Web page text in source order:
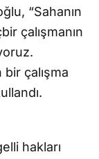
“Sahanın
çalışmanın
çalışma
hakları